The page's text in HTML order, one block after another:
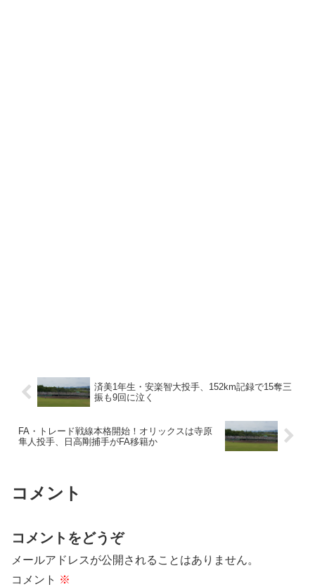
済美1年生・安楽智大投手、152km記録で15奪三
振も9回に泣く
FA・トレード戦線本格開始！オリックスは寺原
隼人投手、日高剛捕手がFA移籍か
コメント
コメントをどうぞ
メールアドレスが公開されることはありません。
コメント ※